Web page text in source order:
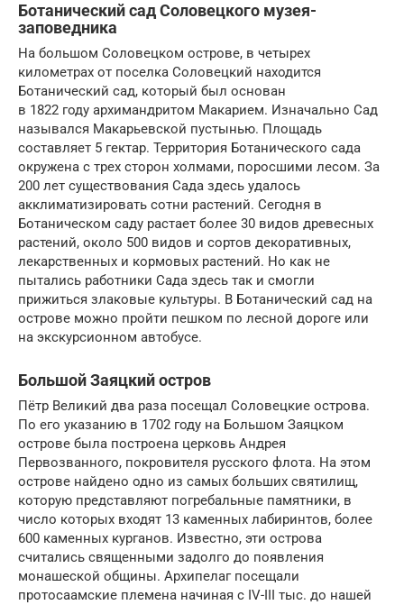
Ботанический сад Соловецкого музея-
заповедника
На большом Соловецком острове, в четырех
километрах от поселка Соловецкий находится
Ботанический сад, который был основан
в 1822 году архимандритом Макарием. Изначально Сад
назывался Макарьевской пустынью. Площадь
составляет 5 гектар. Территория Ботанического сада
окружена с трех сторон холмами, поросшими лесом. За
200 лет существования Сада здесь удалось
акклиматизировать сотни растений. Сегодня в
Ботаническом саду растает более 30 видов древесных
растений, около 500 видов и сортов декоративных,
лекарственных и кормовых растений. Но как не
пытались работники Сада здесь так и смогли
прижиться злаковые культуры. В Ботанический сад на
острове можно пройти пешком по лесной дороге или
на экскурсионном автобусе.
Большой Заяцкий остров
Пётр Великий два раза посещал Соловецкие острова.
По его указанию в 1702 году на Большом Заяцком
острове была построена церковь Андрея
Первозванного, покровителя русского флота. На этом
острове найдено одно из самых больших святилищ,
которую представляют погребальные памятники, в
число которых входят 13 каменных лабиринтов, более
600 каменных курганов. Известно, эти острова
считались священными задолго до появления
монашеской общины. Архипелаг посещали
протосаамские племена начиная с IV-III тыс. до нашей